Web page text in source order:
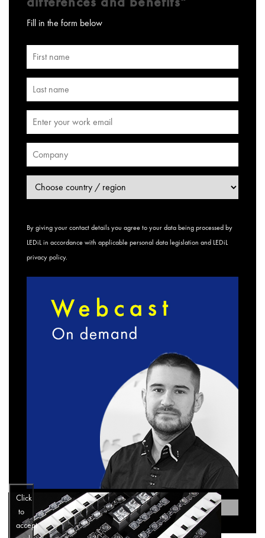
Fill in the form below
By giving your contact details you agree to your data being processed by
LEDiL in accordance with applicable personal data legislation and LEDiL
privacy policy.
SUBMIT
Click
to
accept